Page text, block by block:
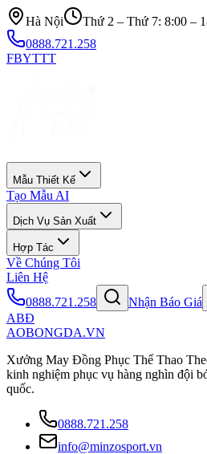
Hà Nội
Thứ 2 – Thứ 7: 8:00 –
0888.721.258
FBYTTT
Mẫu Thiết Kế
Tạo Mẫu AI
Dịch Vụ Sản Xuất
Hợp Tác
Về Chúng Tôi
Liên Hệ
0888.721.258
Nhận Báo Giá
ABĐ
AOBONGDA.VN
Xưởng May Đồng Phục Thể Thao
kinh nghiệm phục vụ hàng nghìn đội
quốc.
0888.721.258
info@minzosport.vn